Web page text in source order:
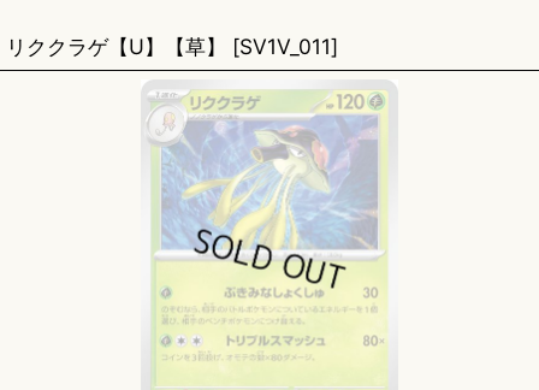
リククラゲ【U】【草】 [SV1V_011]